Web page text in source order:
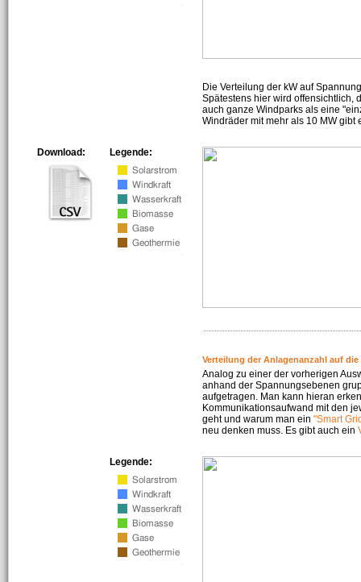
Die Verteilung der kW auf
Spätestens hier wird offensichtlich,
auch ganze Windparks als eine
Windräder mit mehr als 10 MW gibt
Legende:
Download:
Verteilung der Anlagenanzahl auf die
Analog zu einer der vorherigen
anhand der Spannungsebenen
aufgetragen. Man kann hieran
Kommunikationsaufwand mit den
geht und warum man ein "Smart
neu denken muss. Es gibt auch ein
Legende: